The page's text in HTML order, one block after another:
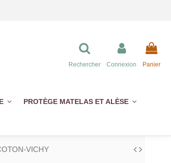
Rechercher Connexion Panier
PROTÈGE MATELAS ET ALÈSE
VICHY